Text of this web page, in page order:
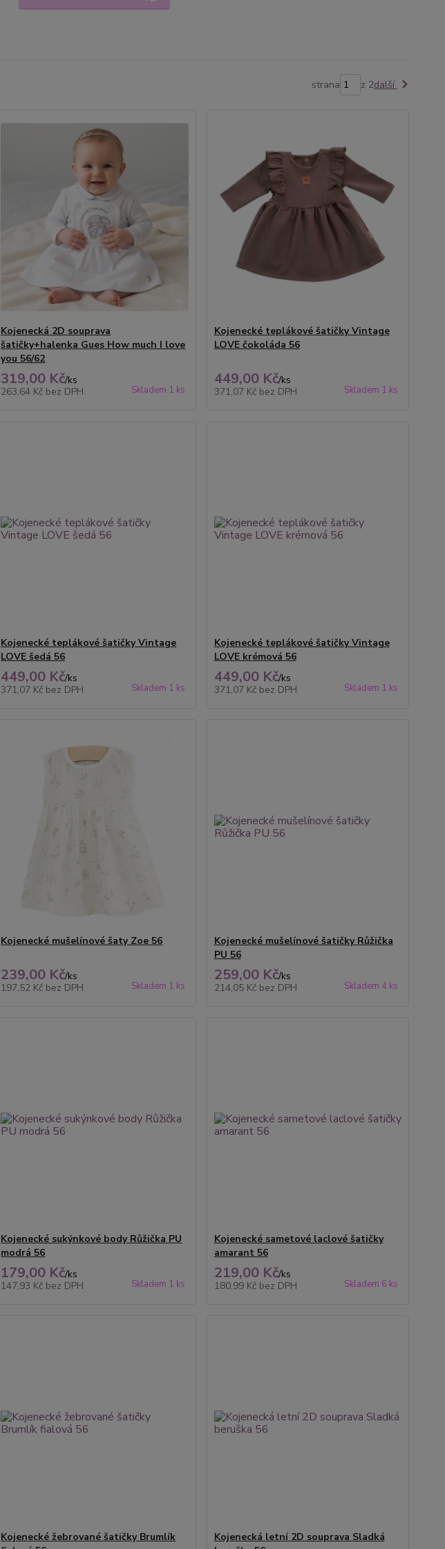
strana z 2další
Kojenecká 2D souprava
šatičky+halenka Gues How much I love
you 56/62
319,00 Kč/ks
263,64 Kč bez DPH Skladem 1 ks
Kojenecké teplákové šatičky Vintage
LOVE čokoláda 56
449,00 Kč/ks
371,07 Kč bez DPH Skladem 1 ks
Kojenecké teplákové šatičky Vintage
LOVE šedá 56
449,00 Kč/ks
371,07 Kč bez DPH Skladem 1 ks
Kojenecké teplákové šatičky Vintage
LOVE krémová 56
449,00 Kč/ks
371,07 Kč bez DPH Skladem 1 ks
Kojenecké mušelínové šaty Zoe 56
239,00 Kč/ks
197,52 Kč bez DPH Skladem 1 ks
Kojenecké mušelínové šatičky Růžička
PU 56
259,00 Kč/ks
214,05 Kč bez DPH Skladem 4 ks
Kojenecké sukýnkové body Růžička PU
modrá 56
179,00 Kč/ks
147,93 Kč bez DPH Skladem 1 ks
Kojenecké sametové laclové šatičky
amarant 56
219,00 Kč/ks
180,99 Kč bez DPH Skladem 6 ks
Kojenecké žebrované šatičky Brumlík
Kojenecká letní 2D souprava Sladká